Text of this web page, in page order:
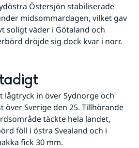
Östersjön stabiliserade
midsommardagen, vilket gav
soligt väder i Götaland och
dröjde sig dock kvar i norr.
lågtryck in över Sydnorge och
över Sverige den 25. Tillhörande
täckte hela landet,
föll i östra Svealand och i
fick 30 mm.